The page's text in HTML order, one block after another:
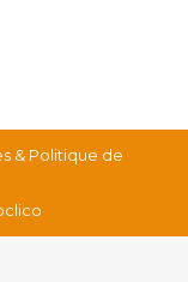
& Politique de